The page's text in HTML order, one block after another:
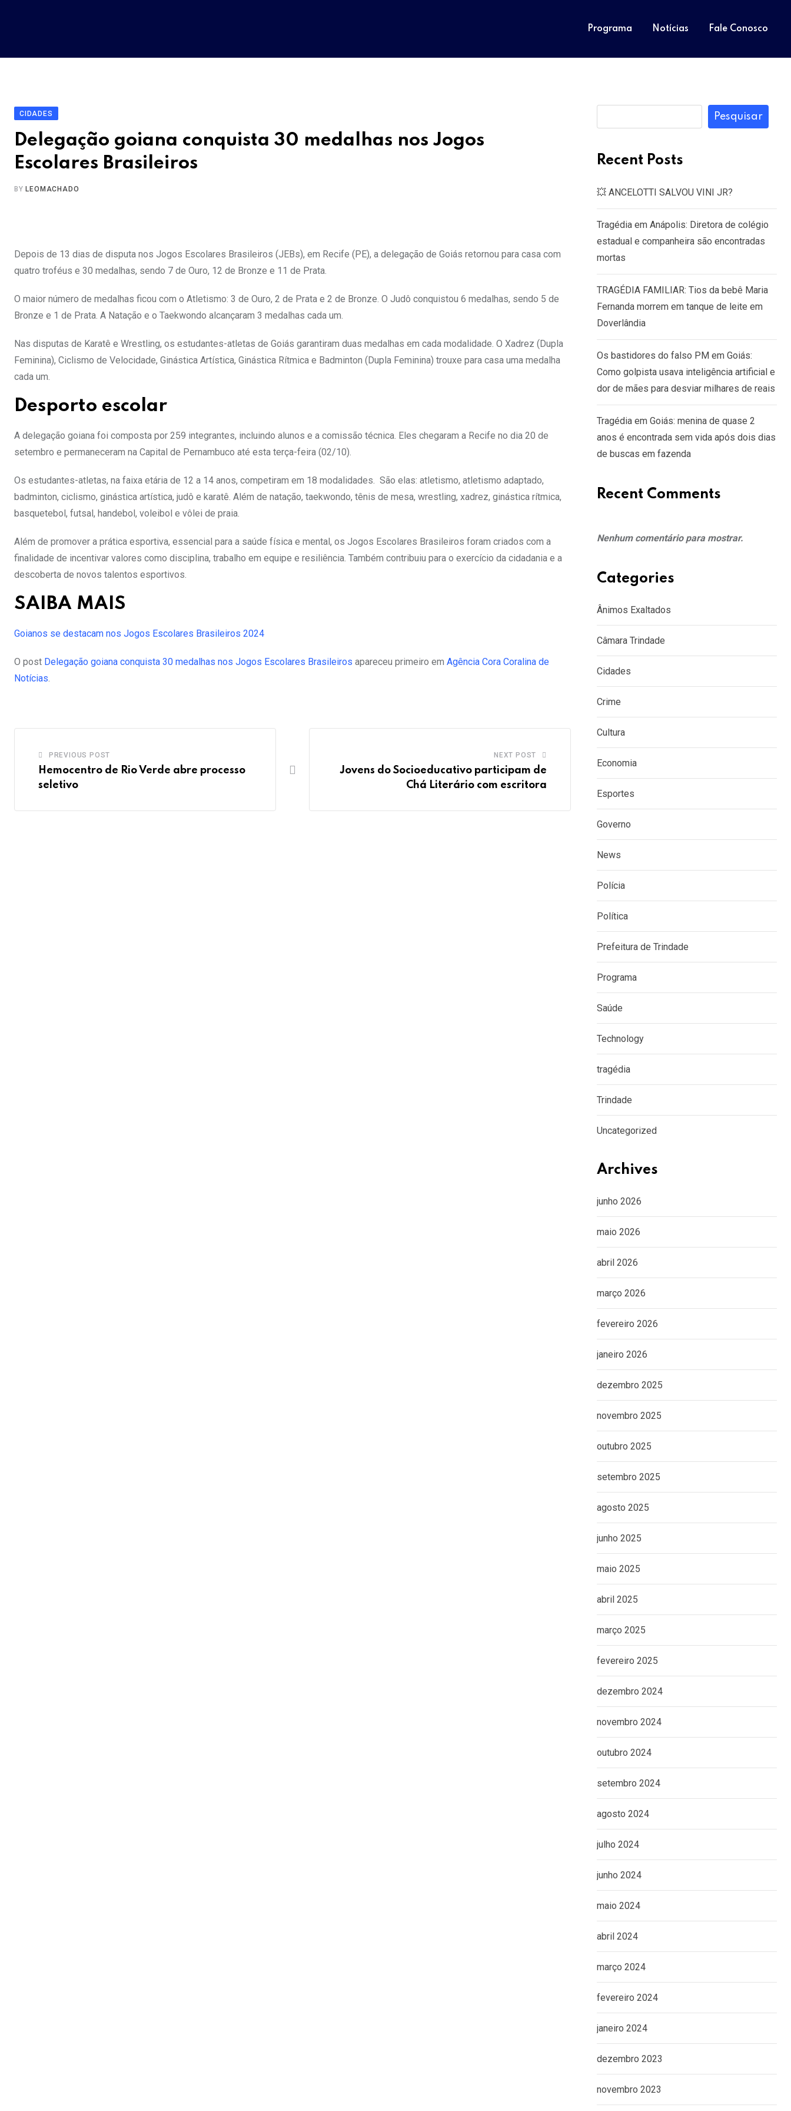
Programa Notícias Fale Conosco
CIDADES
Delegação goiana conquista 30 medalhas nos Jogos
Escolares Brasileiros
BY LEOMACHADO
Depois de 13 dias de disputa nos Jogos Escolares Brasileiros (JEBs), em Recife (PE), a delegação de Goiás retornou para casa com
quatro troféus e 30 medalhas, sendo 7 de Ouro, 12 de Bronze e 11 de Prata.
O maior número de medalhas ficou com o Atletismo: 3 de Ouro, 2 de Prata e 2 de Bronze. O Judô conquistou 6 medalhas, sendo 5 de
Bronze e 1 de Prata. A Natação e o Taekwondo alcançaram 3 medalhas cada um.
Nas disputas de Karatê e Wrestling, os estudantes-atletas de Goiás garantiram duas medalhas em cada modalidade. O Xadrez (Dupla
Feminina), Ciclismo de Velocidade, Ginástica Artística, Ginástica Rítmica e Badminton (Dupla Feminina) trouxe para casa uma medalha
cada um.
Desporto escolar
A delegação goiana foi composta por 259 integrantes, incluindo alunos e a comissão técnica. Eles chegaram a Recife no dia 20 de
setembro e permaneceram na Capital de Pernambuco até esta terça-feira (02/10).
Os estudantes-atletas, na faixa etária de 12 a 14 anos, competiram em 18 modalidades. São elas: atletismo, atletismo adaptado,
badminton, ciclismo, ginástica artística, judô e karatê. Além de natação, taekwondo, tênis de mesa, wrestling, xadrez, ginástica rítmica,
basquetebol, futsal, handebol, voleibol e vôlei de praia.
Além de promover a prática esportiva, essencial para a saúde física e mental, os Jogos Escolares Brasileiros foram criados com a
finalidade de incentivar valores como disciplina, trabalho em equipe e resiliência. Também contribuiu para o exercício da cidadania e a
descoberta de novos talentos esportivos.
SAIBA MAIS
Goianos se destacam nos Jogos Escolares Brasileiros 2024
O post Delegação goiana conquista 30 medalhas nos Jogos Escolares Brasileiros apareceu primeiro em Agência Cora Coralina de
Notícias.
PREVIOUS POST
Hemocentro de Rio Verde abre processo
seletivo
NEXT POST
Jovens do Socioeducativo participam de
Chá Literário com escritora
Pesquisar
Recent Posts
💥 ANCELOTTI SALVOU VINI JR?
Tragédia em Anápolis: Diretora de colégio
estadual e companheira são encontradas
mortas
TRAGÉDIA FAMILIAR: Tios da bebê Maria
Fernanda morrem em tanque de leite em
Doverlândia
Os bastidores do falso PM em Goiás:
Como golpista usava inteligência artificial e
dor de mães para desviar milhares de reais
Tragédia em Goiás: menina de quase 2
anos é encontrada sem vida após dois dias
de buscas em fazenda
Recent Comments
Nenhum comentário para mostrar.
Categories
Ânimos Exaltados
Câmara Trindade
Cidades
Crime
Cultura
Economia
Esportes
Governo
News
Polícia
Política
Prefeitura de Trindade
Programa
Saúde
Technology
tragédia
Trindade
Uncategorized
Archives
junho 2026
maio 2026
abril 2026
março 2026
fevereiro 2026
janeiro 2026
dezembro 2025
novembro 2025
outubro 2025
setembro 2025
agosto 2025
junho 2025
maio 2025
abril 2025
março 2025
fevereiro 2025
dezembro 2024
novembro 2024
outubro 2024
setembro 2024
agosto 2024
julho 2024
junho 2024
maio 2024
abril 2024
março 2024
fevereiro 2024
janeiro 2024
dezembro 2023
novembro 2023